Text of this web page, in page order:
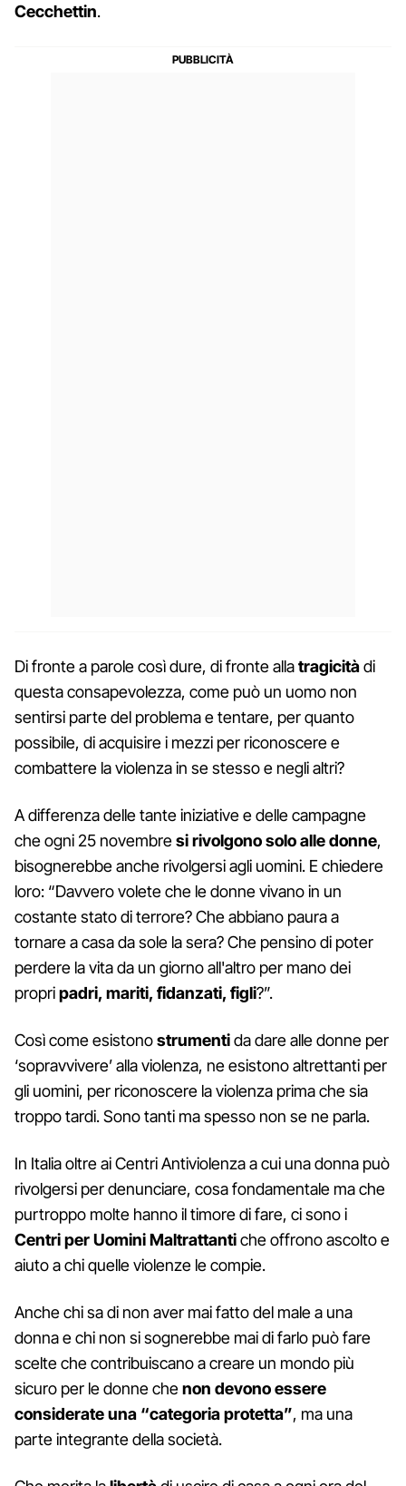
Cecchettin.
Di fronte a parole così dure, di fronte allatragicitàdi
questa consapevolezza, come può un uomo non
sentirsi parte del problema e tentare, per quanto
possibile, di acquisire i mezzi per riconoscere e
combattere la violenza in se stesso e negli altri?
A differenza delle tante iniziative e delle campagne
che ogni 25 novembresi rivolgono solo alle donne,
bisognerebbe anche rivolgersi agli uomini. E chiedere
loro: “Davvero volete che le donne vivano in un
costante stato di terrore? Che abbiano paura a
tornare a casa da sole la sera? Che pensino di poter
perdere la vita da un giorno all'altro per mano dei
propripadri, mariti, fidanzati, figli?”.
Così come esistonostrumentida dare alle donne per
‘sopravvivere’ alla violenza, ne esistono altrettanti per
gli uomini, per riconoscere la violenza prima che sia
troppo tardi. Sono tanti ma spesso non se ne parla.
In Italia oltre ai Centri Antiviolenza a cui una donna può
rivolgersi per denunciare, cosa fondamentale ma che
purtroppo molte hanno il timore di fare, ci sono i
Centri per Uomini Maltrattantiche offrono ascolto e
aiuto a chi quelle violenze le compie.
Anche chi sa di non aver mai fatto del male a una
donna e chi non si sognerebbe mai di farlo può fare
scelte che contribuiscano a creare un mondo più
sicuro per le donne chenon devono essere
considerate una “categoria protetta”, ma una
parte integrante della società.